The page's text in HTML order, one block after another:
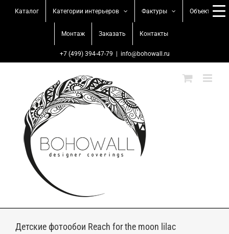
Каталог Категории интерьеров Фактуры Объекты
Монтаж Заказать Контакты
+7 (499) 394-47-79 info@bohowall.ru
Детские фотообои Reach for the moon lilac